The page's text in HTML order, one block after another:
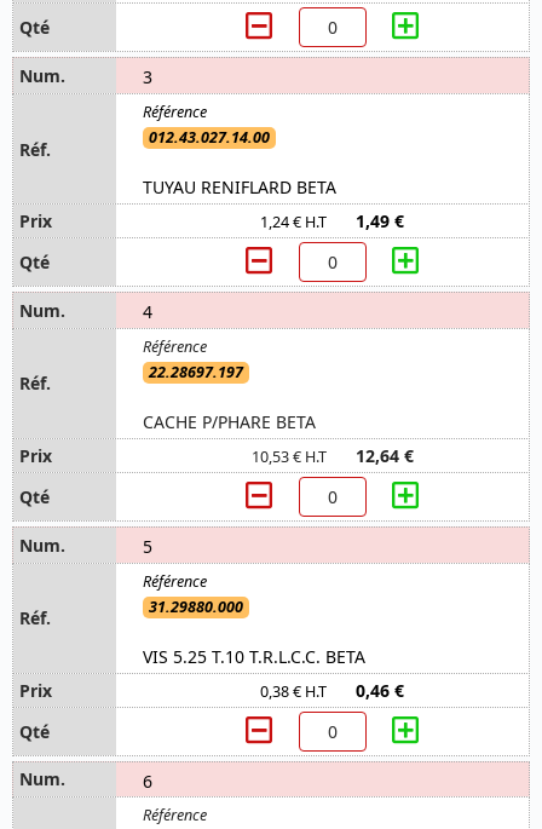
3
012.43.027.14.00
TUYAU RENIFLARD BETA
1,24 € H.T 1,49 €
4
22.28697.197
CACHE P/PHARE BETA
10,53 € H.T 12,64 €
5
31.29880.000
VIS 5.25 T.10 T.R.L.C.C. BETA
0,38 € H.T 0,46 €
6